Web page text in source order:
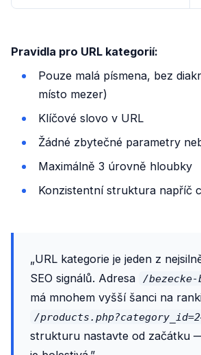
Pravidla pro URL kategorií:
Pouze malá písmena, bez
místo mezer)
Klíčové slovo v URL
Žádné zbytečné parametry
Maximálně 3 úrovně hloubky
Konzistentní struktura napříč
„URL kategorie je jeden z
SEO signálů. Adresa
/bezecke-
má mnohem vyšší šanci na
/
strukturu nastavte od začátku